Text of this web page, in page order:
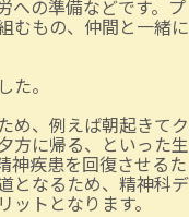
への準備などです。プ
むもの、仲間と一緒に
。
め、例えば朝起きてク
方に帰る、といった生
神疾患を回復させるた
となるため、精神科デ
トとなります。